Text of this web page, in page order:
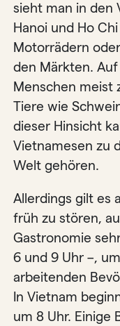
sieht man in den
Hanoi und Ho
Motorrädern
den Märkten.
Menschen meist
Tiere wie
dieser Hinsicht
Vietnamesen zu
Welt gehören.
Allerdings gilt es
früh zu stören,
Gastronomie
6 und 9 Uhr –,
arbeitenden
In Vietnam
um 8 Uhr. Einige